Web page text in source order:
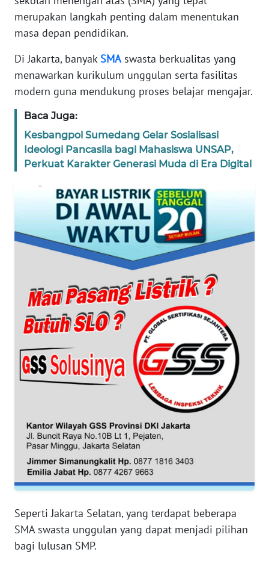
merupakan langkah penting dalam menentukan
masa depan pendidikan.
Di Jakarta, banyak SMAswasta berkualitas yang
menawarkan kurikulum unggulan serta fasilitas
modern guna mendukung proses belajar mengajar.
Baca Juga:
Kesbangpol Sumedang Gelar Sosialisasi
Ideologi Pancasila bagi Mahasiswa UNSAP,
Perkuat Karakter Generasi Muda di Era Digital
Seperti Jakarta Selatan, yang terdapat beberapa
SMA swasta unggulan yang dapat menjadi pilihan
bagi lulusan SMP.
REDAKSI
DISCLAIMER
Wahana
Regional
WN
WN
WN
BANTEN
NTT
WN
WN
PAPUA
WN
PAPUA
WN
RIAU